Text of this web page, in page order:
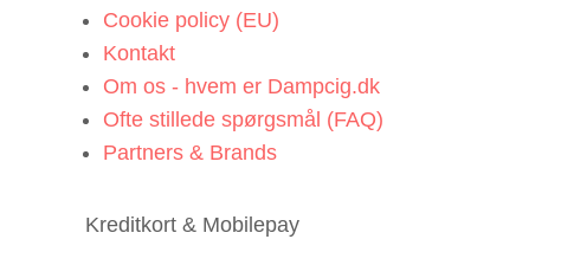
Cookie policy (EU)
Kontakt
Om os - hvem er Dampcig.dk
Ofte stillede spørgsmål (FAQ)
Partners & Brands
Kreditkort & Mobilepay